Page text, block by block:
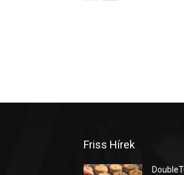
Friss Hírek